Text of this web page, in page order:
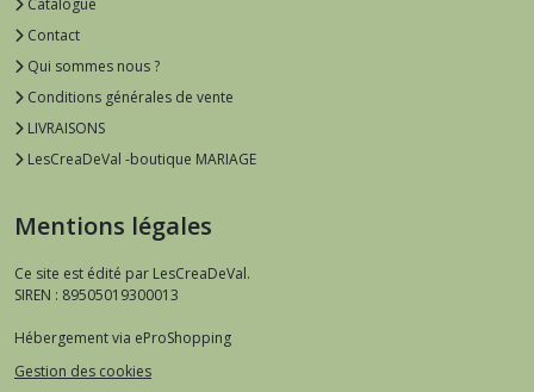
Catalogue
Contact
Qui sommes nous ?
Conditions générales de vente
LIVRAISONS
LesCreaDeVal -boutique MARIAGE
Mentions légales
Ce site est édité par LesCreaDeVal.
SIREN : 89505019300013
Hébergement via eProShopping
Gestion des cookies